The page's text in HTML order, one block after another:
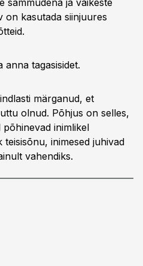
sammudena ja väikeste
on kasutada siinjuures
anna tagasisidet.
märganud, et
olnud. Põhjus on selles,
põhinevad inimlikel
teisisõnu, inimesed juhivad
vahendiks.